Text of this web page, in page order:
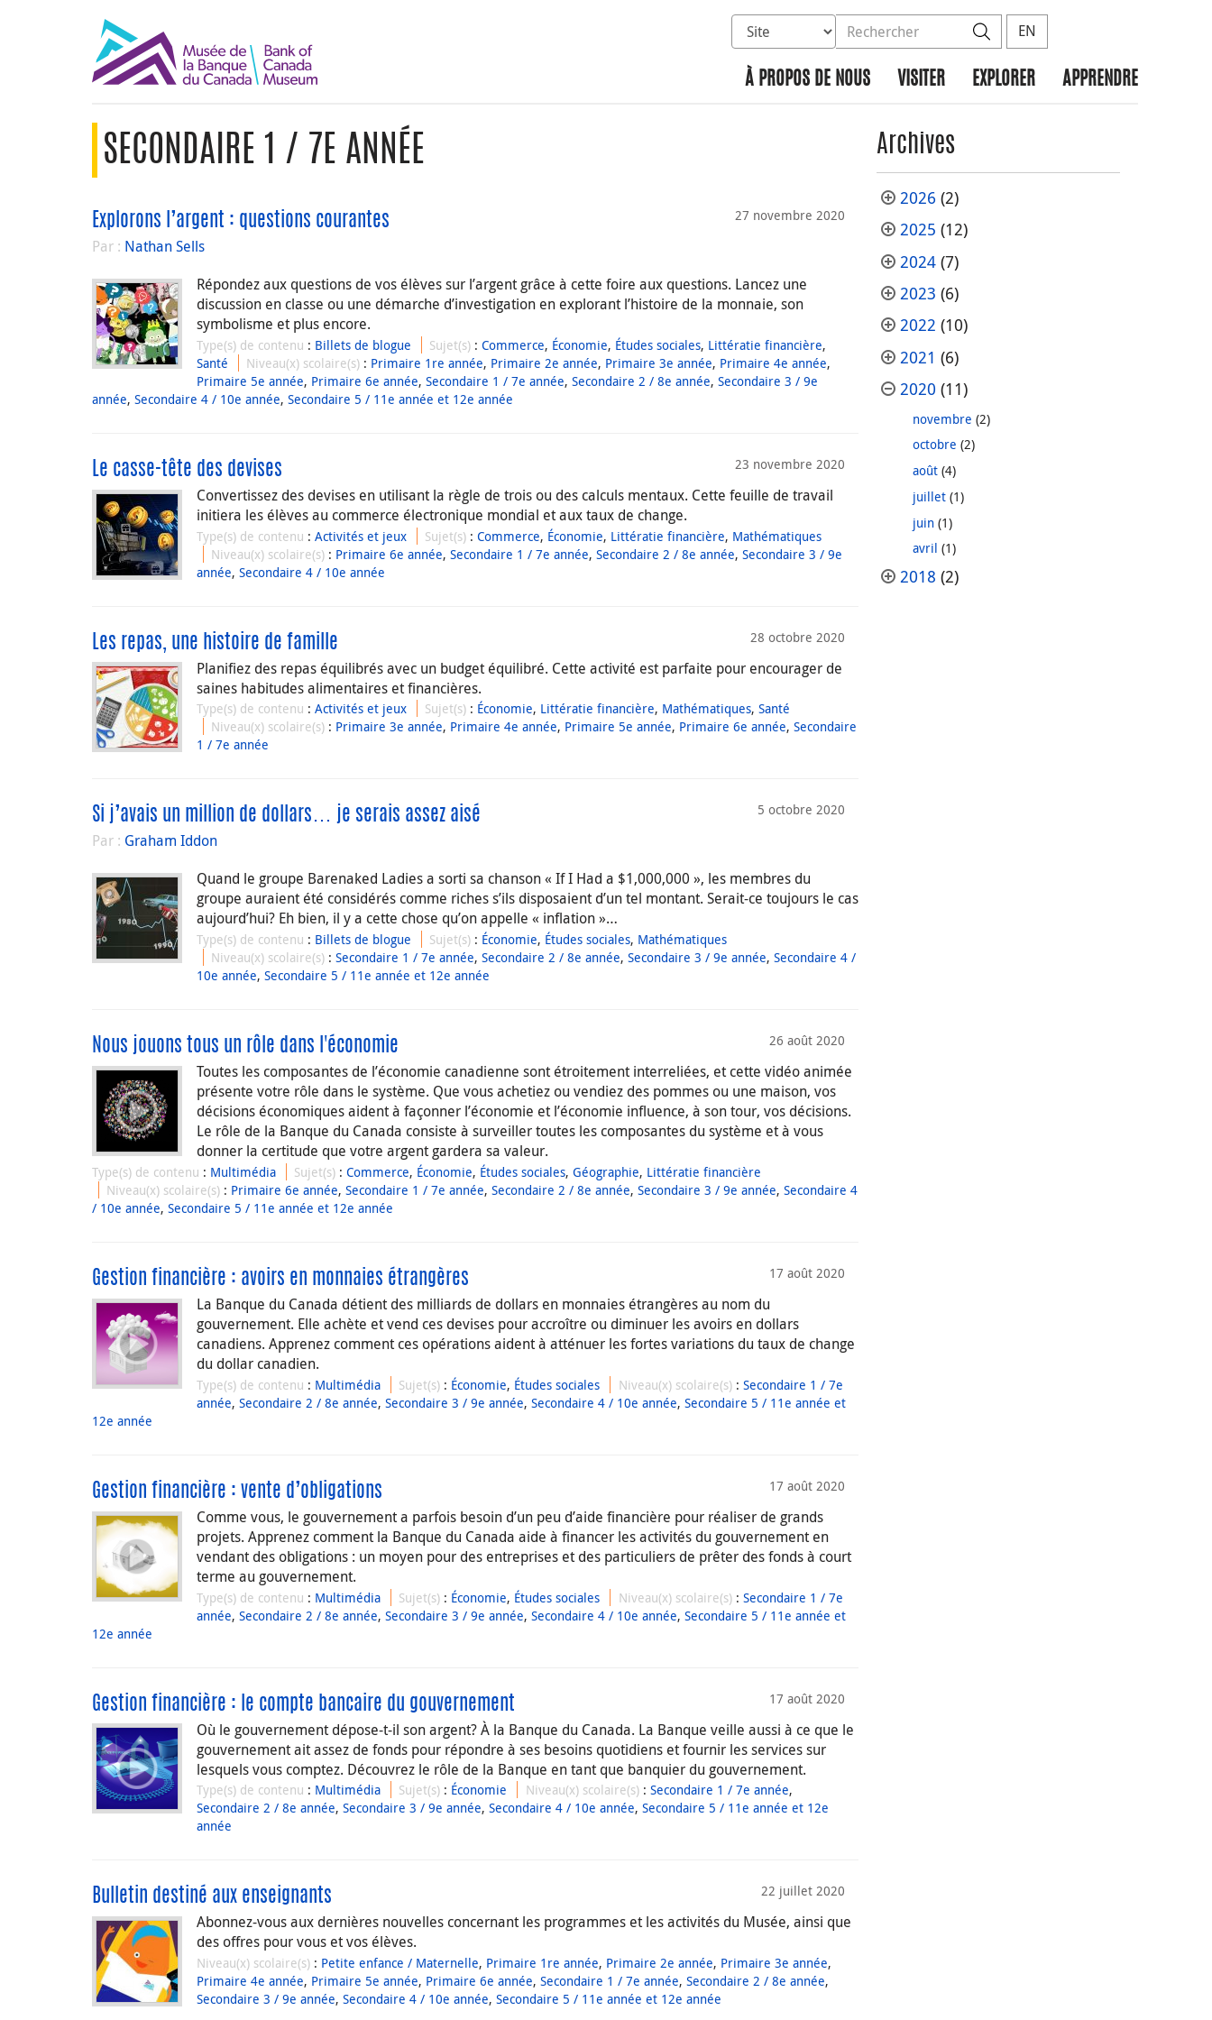
Sélectionnez la base de données à rechercher
Rechercher dans le site Rechercher
EN
À PROPOS DE NOUS VISITER EXPLORER APPRENDRE
SECONDAIRE 1 / 7E ANNÉE
27 novembre 2020
Explorons l’argent : questions courantes
Par : Nathan Sells
Répondez aux questions de vos élèves sur l’argent grâce à cette foire aux questions. Lancez une
discussion en classe ou une démarche d’investigation en explorant l’histoire de la monnaie, son
symbolisme et plus encore.
Type(s) de contenu : Billets de blogue Sujet(s) :Commerce, Économie, Études sociales, Littératie financière,
Santé
Niveau(x) scolaire(s) : Primaire 1re année, Primaire 2e année, Primaire 3e année, Primaire 4e année,
Primaire 5e année, Primaire 6e année, Secondaire 1 / 7e année, Secondaire 2 / 8e année, Secondaire 3 / 9e
année, Secondaire 4 / 10e année, Secondaire 5 / 11e année et 12e année
23 novembre 2020
Le casse-tête des devises
Convertissez des devises en utilisant la règle de trois ou des calculs mentaux. Cette feuille de travail
initiera les élèves au commerce électronique mondial et aux taux de change.
Type(s) de contenu : Activités et jeux Sujet(s) :Commerce, Économie, Littératie financière, Mathématiques
Niveau(x) scolaire(s) : Primaire 6e année,Secondaire 1 / 7e année,Secondaire 2 / 8e année,Secondaire 3 / 9e
année, Secondaire 4 / 10e année
28 octobre 2020
Les repas, une histoire de famille
Planifiez des repas équilibrés avec un budget équilibré. Cette activité est parfaite pour encourager de
saines habitudes alimentaires et financières.
Type(s) de contenu : Activités et jeux Sujet(s) : Économie, Littératie financière, Mathématiques,Santé
Niveau(x) scolaire(s) : Primaire 3e année, Primaire 4e année, Primaire 5e année, Primaire 6e année,Secondaire
1 / 7e année
5 octobre 2020
Si j’avais un million de dollars… je serais assez aisé
Par : Graham Iddon
Quand le groupe Barenaked Ladies a sorti sa chanson « If I Had a $1,000,000 », les membres du
groupe auraient été considérés comme riches s’ils disposaient d’un tel montant. Serait-ce toujours le cas
aujourd’hui? Eh bien, il y a cette chose qu’on appelle « inflation »…
Type(s) de contenu : Billets de blogue Sujet(s) : Économie, Études sociales, Mathématiques
Niveau(x) scolaire(s) :Secondaire 1 / 7e année,Secondaire 2 / 8e année,Secondaire 3 / 9e année,Secondaire 4 /
10e année, Secondaire 5 / 11e année et 12e année
26 août 2020
Nous jouons tous un rôle dans l'économie
Toutes les composantes de l’économie canadienne sont étroitement interreliées, et cette vidéo animée
présente votre rôle dans le système. Que vous achetiez ou vendiez des pommes ou une maison, vos
décisions économiques aident à façonner l’économie et l’économie influence, à son tour, vos décisions.
Le rôle de la Banque du Canada consiste à surveiller toutes les composantes du système et à vous
donner la certitude que votre argent gardera sa valeur.
Type(s) de contenu : Multimédia Sujet(s) :Commerce, Économie, Études sociales,Géographie, Littératie financière
Niveau(x) scolaire(s) : Primaire 6e année,Secondaire 1 / 7e année,Secondaire 2 / 8e année,Secondaire 3 / 9e année,Secondaire 4
/ 10e année, Secondaire 5 / 11e année et 12e année
17 août 2020
Gestion financière : avoirs en monnaies étrangères
La Banque du Canada détient des milliards de dollars en monnaies étrangères au nom du
gouvernement. Elle achète et vend ces devises pour accroître ou diminuer les avoirs en dollars
canadiens. Apprenez comment ces opérations aident à atténuer les fortes variations du taux de change
du dollar canadien.
Type(s) de contenu : Multimédia Sujet(s) : Économie, Études sociales Niveau(x) scolaire(s) : Secondaire 1 / 7e
année, Secondaire 2 / 8e année, Secondaire 3 / 9e année, Secondaire 4 / 10e année, Secondaire 5 / 11e année et
12e année
17 août 2020
Gestion financière : vente d’obligations
Comme vous, le gouvernement a parfois besoin d’un peu d’aide financière pour réaliser de grands
projets. Apprenez comment la Banque du Canada aide à financer les activités du gouvernement en
vendant des obligations : un moyen pour des entreprises et des particuliers de prêter des fonds à court
terme au gouvernement.
Type(s) de contenu : Multimédia Sujet(s) : Économie, Études sociales Niveau(x) scolaire(s) : Secondaire 1 / 7e
année, Secondaire 2 / 8e année, Secondaire 3 / 9e année, Secondaire 4 / 10e année, Secondaire 5 / 11e année et
12e année
17 août 2020
Gestion financière : le compte bancaire du gouvernement
Où le gouvernement dépose-t-il son argent? À la Banque du Canada. La Banque veille aussi à ce que le
gouvernement ait assez de fonds pour répondre à ses besoins quotidiens et fournir les services sur
lesquels vous comptez. Découvrez le rôle de la Banque en tant que banquier du gouvernement.
Type(s) de contenu : Multimédia Sujet(s) : Économie Niveau(x) scolaire(s) : Secondaire 1 / 7e année,
Secondaire 2 / 8e année, Secondaire 3 / 9e année, Secondaire 4 / 10e année, Secondaire 5 / 11e année et 12e
année
22 juillet 2020
Bulletin destiné aux enseignants
Abonnez-vous aux dernières nouvelles concernant les programmes et les activités du Musée, ainsi que
des offres pour vous et vos élèves.
Niveau(x) scolaire(s) : Petite enfance / Maternelle, Primaire 1re année, Primaire 2e année, Primaire 3e année,
Primaire 4e année, Primaire 5e année, Primaire 6e année, Secondaire 1 / 7e année, Secondaire 2 / 8e année,
Secondaire 3 / 9e année, Secondaire 4 / 10e année, Secondaire 5 / 11e année et 12e année
Archives
2026 (2)
2025 (12)
2024(7)
2023 (6)
2022 (10)
2021 (6)
2020 (11)
novembre (2)
octobre (2)
août(4)
juillet(1)
juin(1)
avril (1)
2018 (2)